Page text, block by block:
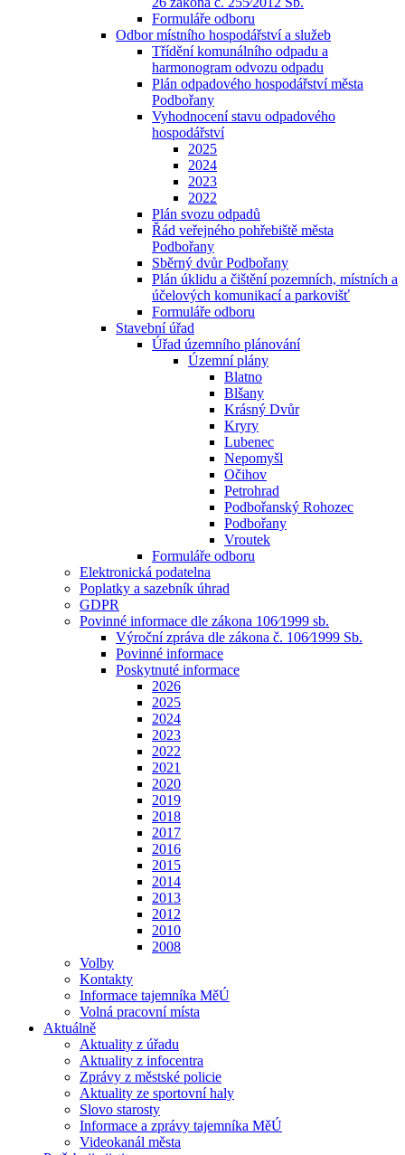
Formuláře odboru
Odbor místního hospodářství a služeb
Třídění komunálního odpadu a
harmonogram odvozu odpadu
Plán odpadového hospodářství města
Podbořany
Vyhodnocení stavu odpadového
hospodářství
2025
2024
2023
2022
Plán svozu odpadů
Řád veřejného pohřebiště města
Podbořany
Sběrný dvůr Podbořany
Plán úklidu a čištění pozemních, místních a
účelových komunikací a parkovišť
Formuláře odboru
Stavební úřad
Úřad územního plánování
Územní plány
Blatno
Blšany
Krásný Dvůr
Kryry
Lubenec
Nepomyšl
Očihov
Petrohrad
Podbořanský Rohozec
Podbořany
Vroutek
Formuláře odboru
Elektronická podatelna
Poplatky a sazebník úhrad
GDPR
Povinné informace dle zákona 106⁄1999 sb.
Výroční zpráva dle zákona č. 106⁄1999 Sb.
Povinné informace
Poskytnuté informace
2026
2025
2024
2023
2022
2021
2020
2019
2018
2017
2016
2015
2014
2013
2012
2010
2008
Volby
Kontakty
Informace tajemníka MěÚ
Volná pracovní místa
Aktuálně
Aktuality z úřadu
Aktuality z infocentra
Zprávy z městské policie
Aktuality ze sportovní haly
Slovo starosty
Informace a zprávy tajemníka MěÚ
Videokanál města